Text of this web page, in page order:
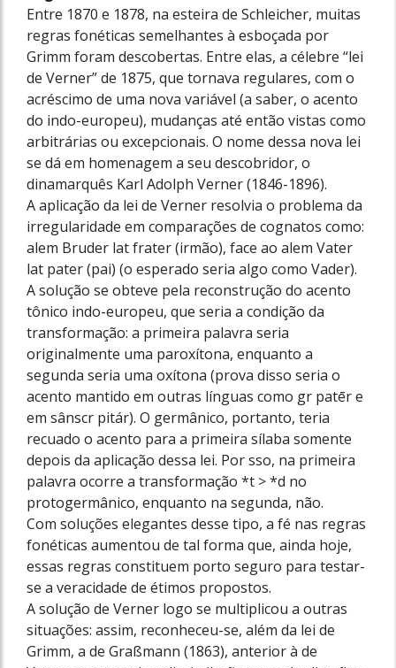
Entre 1870 e 1878, na esteira de Schlei­cher, muitas
regras fonéticas semelhantes à esboçada por
Grimm foram descobertas. Entre elas, a célebre “lei
de Verner” de 1875, que tornava regulares, com o
acréscimo de uma nova variável (a saber, o acento
do indo-europeu), mudanças até então vistas como
arbitrárias ou excepcionais. O nome dessa nova lei
se dá em homenagem a seu descobridor, o
dinamarquês Karl Adolph Verner (1846-1896).
A aplicação da lei de Verner resolvia o problema da
irregularidade em comparações de cognatos como:
alem Bruder lat frater (irmão), face ao alem Vater
lat pater (pai) (o esperado seria algo como Vader).
A solução se obteve pela reconstrução do acento
tônico indo-europeu, que seria a condição da
transformação: a primeira palavra seria
originalmente uma paroxítona, enquanto a
segunda seria uma oxítona (prova disso seria o
acento mantido em outras línguas como gr patēr e
em sânscr pitár). O germânico, portanto, teria
recuado o acento para a primeira sílaba somente
depois da aplicação dessa lei. Por sso, na primeira
palavra ocorre a transformação *t > *d no
protogermânico, enquanto na segunda, não.
Com soluções elegantes desse tipo, a fé nas regras
fonéticas aumentou de tal forma que, ainda hoje,
essas regras constituem porto seguro para testar-
se a veracidade de étimos propostos.
A solução de Verner logo se multiplicou a outras
situações: assim, reconheceu-se, além da lei de
Grimm, a de Graßmann (1863), anterior à de